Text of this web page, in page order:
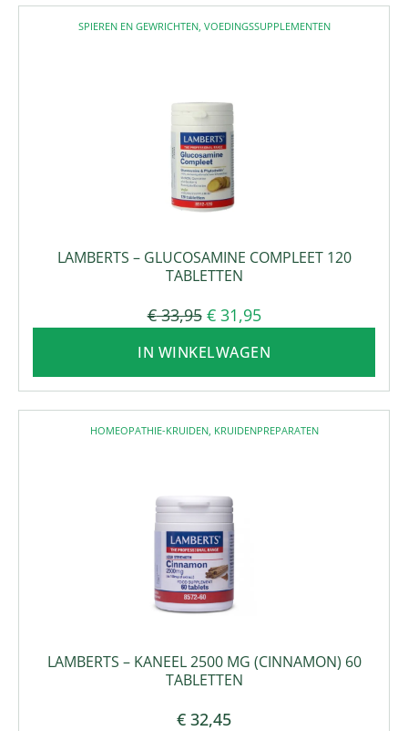
SPIEREN EN GEWRICHTEN, VOEDINGSSUPPLEMENTEN
LAMBERTS – GLUCOSAMINE COMPLEET 120
TABLETTEN
€33,95 €31,95
IN WINKELWAGEN
HOMEOPATHIE-KRUIDEN, KRUIDENPREPARATEN
LAMBERTS – KANEEL 2500 MG (CINNAMON) 60
TABLETTEN
€ 32,45